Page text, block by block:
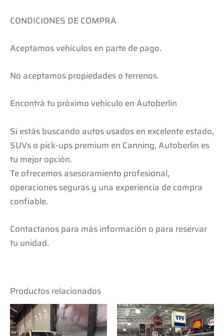
CONDICIONES DE COMPRA
Aceptamos vehículos en parte de pago.
No aceptamos propiedades o terrenos.
Encontrá tu próximo vehículo en Autoberlin
Si estás buscando autos usados en excelente estado,
SUVs o pick-ups premium en Canning, Autoberlin es
tu mejor opción.
Te ofrecemos asesoramiento profesional,
operaciones seguras y una experiencia de compra
confiable.
Contactanos para más información o para reservar
tu unidad.
Productos relacionados